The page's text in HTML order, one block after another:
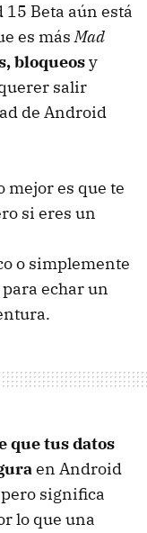
Beta aún está
es másMad
bloqueosy
salir
de Android
mejor es que te
si eres un
o simplemente
echar un
que tus datos
en Android
significa
lo que una